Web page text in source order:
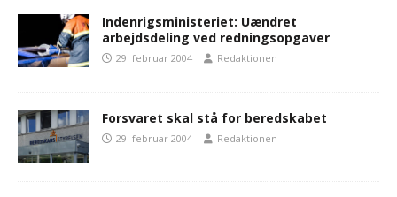
Indenrigsministeriet: Uændret
arbejdsdeling ved redningsopgaver
29. februar 2004 Redaktionen
Forsvaret skal stå for beredskabet
29. februar 2004 Redaktionen